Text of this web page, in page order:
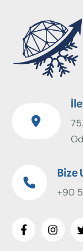
Bize
+90